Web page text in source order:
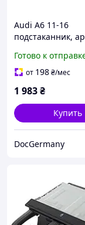
Audi A6 11-16
подстаканник,
Готово к
от 198₴/мес
1 983₴
Купить
DocGermany